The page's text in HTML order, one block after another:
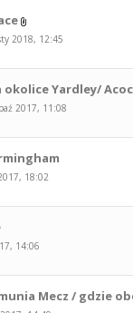
2018, 12:45
Yardley/
2017, 11:08
18:02
14:06
Mecz / gdzie